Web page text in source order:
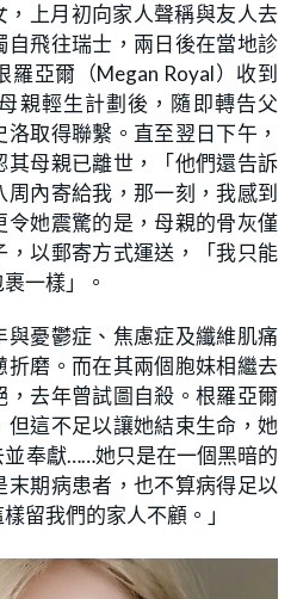
，上月初向家人聲稱與友人去
自飛往瑞士，兩日後在當地診
亞爾（Megan Royal）收到
親輕生計劃後，隨即轉告父
取得聯繫。直至翌日下午，
母親已離世，「他們還告訴
內寄給我，那一刻，我感到
她震驚的是，母親的骨灰僅
以郵寄方式運送，「我只能
一樣」。
與憂鬱症、焦慮症及纖維肌痛
磨。而在其兩個胞妹相繼去
去年曾試圖自殺。根羅亞爾
這不足以讓她結束生命，她
奉獻……她只是在一個黑暗的
期病患者，也不算病得足以
留我們的家人不顧。」